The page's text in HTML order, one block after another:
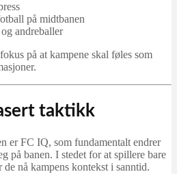
på midtbanen
andreballer
på at kampene skal føles som
taktikk
er FC IQ, som fundamentalt endrer
på banen. I stedet for at spillere bare
de nå kampens kontekst i sanntid.